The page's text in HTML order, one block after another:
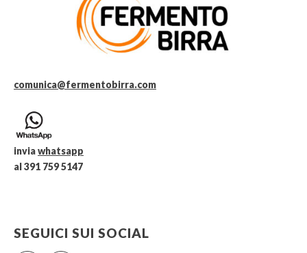
comunica@fermentobirra.com
inviawhatsapp
al 391 759 5147
SEGUICI SUI SOCIAL